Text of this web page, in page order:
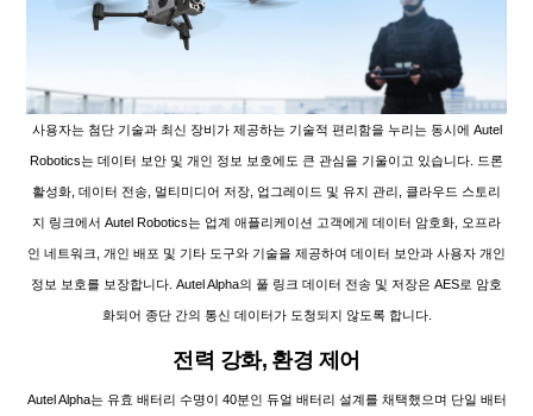
사용자는 첨단 기술과 최신 장비가 제공하는 기술적 편리함을 누리는 동시에 Autel
Robotics는 데이터 보안 및 개인 정보 보호에도 큰 관심을 기울이고 있습니다. 드론
활성화, 데이터 전송, 멀티미디어 저장, 업그레이드 및 유지 관리, 클라우드 스토리
지 링크에서 Autel Robotics는 업계 애플리케이션 고객에게 데이터 암호화, 오프라
인 네트워크, 개인 배포 및 기타 도구와 기술을 제공하여 데이터 보안과 사용자 개인
정보 보호를 보장합니다. Autel Alpha의 풀 링크 데이터 전송 및 저장은 AES로 암호
화되어 종단 간의 통신 데이터가 도청되지 않도록 합니다.
전력 강화, 환경 제어
Autel Alpha는 유효 배터리 수명이 40분인 듀얼 배터리 설계를 채택했으며 단일 배터